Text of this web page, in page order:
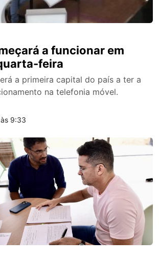
a funcionar em
feira
a primeira capital do país a ter a
na telefonia móvel.
9:33